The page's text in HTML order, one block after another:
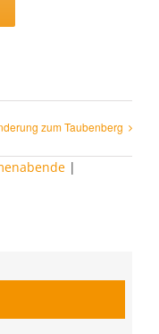
zum Taubenberg
|